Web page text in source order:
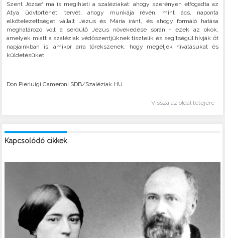
Szent József ma is megihleti a szaléziakat: ahogy szerényen elfogadta az
Atya üdvtörténeti tervét, ahogy munkája révén, mint ács, naponta
elkötelezettséget vállalt Jézus és Mária iránt, és ahogy formáló hatása
meghatározó volt a serdülő Jézus növekedése során - ezek az okok,
amelyek miatt a szaléziak védőszentjüknek tisztelik és segítségül hívják őt
napjainkban is, amikor arra törekszenek, hogy megéljék hivatásukat és
küldetésüket.
Don Pierluigi Cameroni SDB/Szaléziak.HU
Vissza az oldal tetejére
Kapcsolódó cikkek